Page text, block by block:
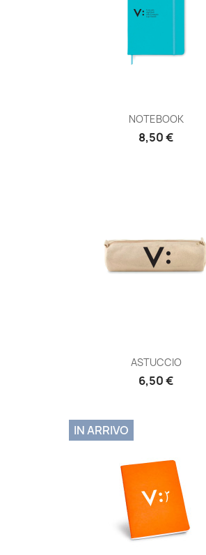
NOTEBOOK
8,50 €
ASTUCCIO
6,50 €
IN ARRIVO